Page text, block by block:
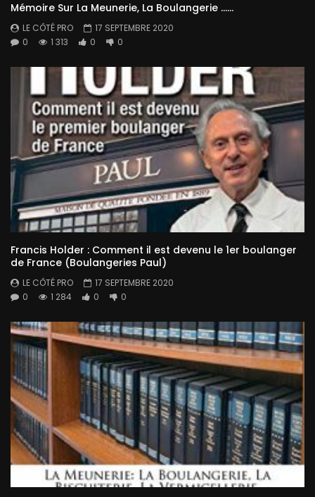
Mémoire Sur La Meunerie, La Boulangerie ……
LE CÔTÉ PRO
17 SEPTEMBRE 2020
0
1 313 0 0
Francis Holder : Comment il est devenu le 1er boulanger
de France (Boulangeries Paul)
LE CÔTÉ PRO
17 SEPTEMBRE 2020
0
1 284 0 0